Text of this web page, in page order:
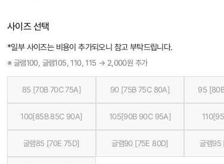
사이즈 선택
*일부 사이즈는 비용이 추가되오니 참고 부탁드립니다.
※ 글램100, 글램105, 110, 115 → 2,000원 추가
85 [70B 70C 75A] 90 [75B 75C 80A] 95
100[85B 85C 90A] 105[90B 90C 95A]
글램85 [70E 75D] 글램90 [75E 80D] 글램